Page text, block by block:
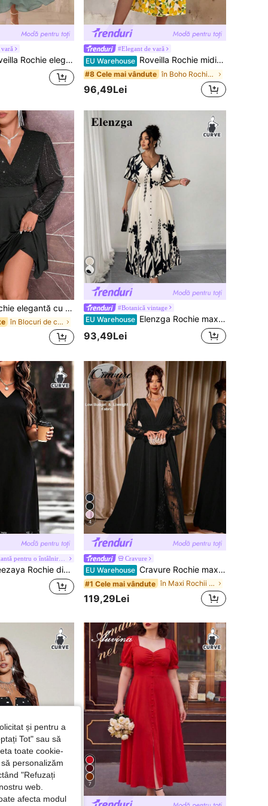
femei, mărime mare, stil romantic sicilian francez, potrivită pentru naveta, vacanță, ceai de după-amiază, petrecere, culoare uni, decolteu rotund, pliuri în talie, tiv cu volane stratificate, căptușeală, fără mâneci, lungime maxi
#Elegant de vară
EU Warehouse Roveilla Rochie midi pentru femei, mărime mare, cu imprimeu de lămâie, decolteu în V, talie elastică, linie A, crăpături laterale și mâneci clopot, stil vintage romantic francez elegant, potrivită pentru naveta, afaceri, plajă, casual, versatilă, primăvară/vară
#8 Cele mai vândute în Boho Rochii marimi mari
96,49Lei
cu decolteu în V, cu strasuri, model slăbit, mărime plus
în Blocuri de culoare Rochii marimi mari
#Botanică vintage
EU Warehouse Elenzga Rochie maxi elegantă casual pentru damă, mărimi mari, cu decolteu în V, nasturi în față, talie strânsă și culori contrastante
93,49Lei
#Seară relaxantă pentru o întâlnire romantică
din plasă contrastant de vară de mărimi Plus pentru femei
4
Cravure
EU Warehouse Cravure Rochie maxi elegantă pentru femei, mărime plus, cu decolteu în V adânc, din dantelă, cu mânecă lungă și crăpături înalte, potrivită pentru absolvire, sărbători, Ziua Îndrăgostiților, Crăciun, festivaluri de muzică, Ziua Mamei, Halloween, Ziua Recunoștinței, Paște, Ziua Națională, baluri, întâlniri, petreceri, nunți, excursii în aer liber etc.
#1 Cele mai vândute în Maxi Rochii marimi mari
119,29Lei
7
și pentru a
Tot" sau să
toate cookie-
personalizăm
"Refuzați
web.
afecta modul